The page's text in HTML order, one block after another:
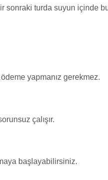
sonraki turda suyun içinde
yapmanız gerekmez.
çalışır.
başlayabilirsiniz.